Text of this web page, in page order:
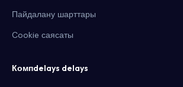
Пайдалану шарттары
Cookie саясаты
Компdelays delays